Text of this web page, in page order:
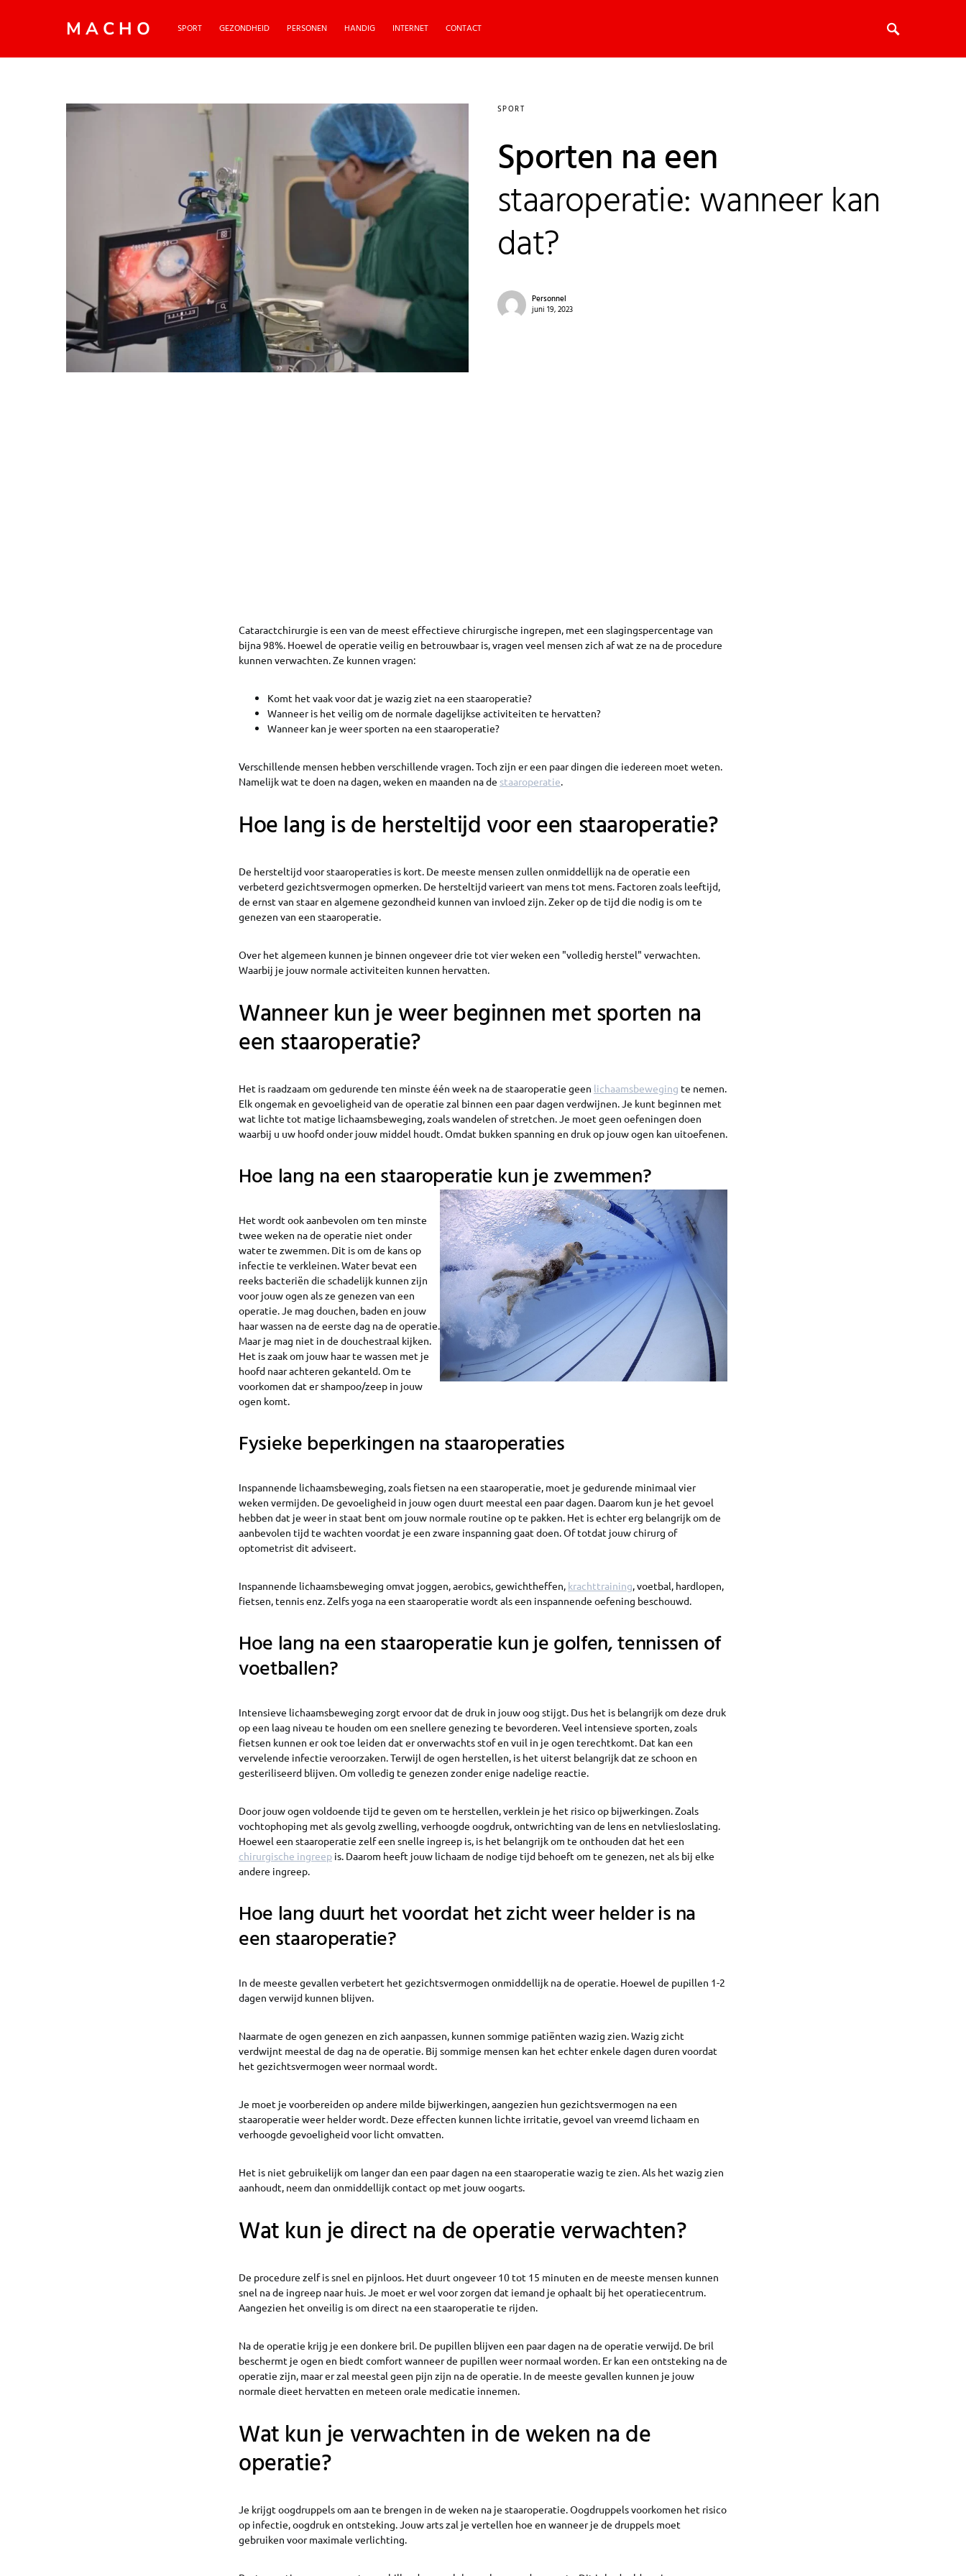
MACHO SPORT GEZONDHEID PERSONEN HANDIG INTERNET CONTACT
SPORT
Sporten na een
staaroperatie: wanneer kan
dat?
Personnel
juni 19, 2023
Cataractchirurgie is een van de meest effectieve chirurgische ingrepen, met een slagingspercentage van
bijna 98%. Hoewel de operatie veilig en betrouwbaar is, vragen veel mensen zich af wat ze na de procedure
kunnen verwachten. Ze kunnen vragen:
Komt het vaak voor dat je wazig ziet na een staaroperatie?
Wanneer is het veilig om de normale dagelijkse activiteiten te hervatten?
Wanneer kan je weer sporten na een staaroperatie?
Verschillende mensen hebben verschillende vragen. Toch zijn er een paar dingen die iedereen moet weten.
Namelijk wat te doen na dagen, weken en maanden na de staaroperatie.
Hoe lang is de hersteltijd voor een staaroperatie?
De hersteltijd voor staaroperaties is kort. De meeste mensen zullen onmiddellijk na de operatie een
verbeterd gezichtsvermogen opmerken. De hersteltijd varieert van mens tot mens. Factoren zoals leeftijd,
de ernst van staar en algemene gezondheid kunnen van invloed zijn. Zeker op de tijd die nodig is om te
genezen van een staaroperatie.
Over het algemeen kunnen je binnen ongeveer drie tot vier weken een "volledig herstel" verwachten.
Waarbij je jouw normale activiteiten kunnen hervatten.
Wanneer kun je weer beginnen met sporten na
een staaroperatie?
Het is raadzaam om gedurende ten minste één week na de staaroperatie geen lichaamsbeweging te nemen.
Elk ongemak en gevoeligheid van de operatie zal binnen een paar dagen verdwijnen. Je kunt beginnen met
wat lichte tot matige lichaamsbeweging, zoals wandelen of stretchen. Je moet geen oefeningen doen
waarbij u uw hoofd onder jouw middel houdt. Omdat bukken spanning en druk op jouw ogen kan uitoefenen.
Hoe lang na een staaroperatie kun je zwemmen?
Het wordt ook aanbevolen om ten minste
twee weken na de operatie niet onder
water te zwemmen. Dit is om de kans op
infectie te verkleinen. Water bevat een
reeks bacteriën die schadelijk kunnen zijn
voor jouw ogen als ze genezen van een
operatie. Je mag douchen, baden en jouw
haar wassen na de eerste dag na de operatie.
Maar je mag niet in de douchestraal kijken.
Het is zaak om jouw haar te wassen met je
hoofd naar achteren gekanteld. Om te
voorkomen dat er shampoo/zeep in jouw
ogen komt.
Fysieke beperkingen na staaroperaties
Inspannende lichaamsbeweging, zoals fietsen na een staaroperatie, moet je gedurende minimaal vier
weken vermijden. De gevoeligheid in jouw ogen duurt meestal een paar dagen. Daarom kun je het gevoel
hebben dat je weer in staat bent om jouw normale routine op te pakken. Het is echter erg belangrijk om de
aanbevolen tijd te wachten voordat je een zware inspanning gaat doen. Of totdat jouw chirurg of
optometrist dit adviseert.
Inspannende lichaamsbeweging omvat joggen, aerobics, gewichtheffen, krachttraining, voetbal, hardlopen,
fietsen, tennis enz. Zelfs yoga na een staaroperatie wordt als een inspannende oefening beschouwd.
Hoe lang na een staaroperatie kun je golfen, tennissen of
voetballen?
Intensieve lichaamsbeweging zorgt ervoor dat de druk in jouw oog stijgt. Dus het is belangrijk om deze druk
op een laag niveau te houden om een snellere genezing te bevorderen. Veel intensieve sporten, zoals
fietsen kunnen er ook toe leiden dat er onverwachts stof en vuil in je ogen terechtkomt. Dat kan een
vervelende infectie veroorzaken. Terwijl de ogen herstellen, is het uiterst belangrijk dat ze schoon en
gesteriliseerd blijven. Om volledig te genezen zonder enige nadelige reactie.
Door jouw ogen voldoende tijd te geven om te herstellen, verklein je het risico op bijwerkingen. Zoals
vochtophoping met als gevolg zwelling, verhoogde oogdruk, ontwrichting van de lens en netvliesloslating.
Hoewel een staaroperatie zelf een snelle ingreep is, is het belangrijk om te onthouden dat het een
chirurgische ingreep is. Daarom heeft jouw lichaam de nodige tijd behoeft om te genezen, net als bij elke
andere ingreep.
Hoe lang duurt het voordat het zicht weer helder is na
een staaroperatie?
In de meeste gevallen verbetert het gezichtsvermogen onmiddellijk na de operatie. Hoewel de pupillen 1-2
dagen verwijd kunnen blijven.
Naarmate de ogen genezen en zich aanpassen, kunnen sommige patiënten wazig zien. Wazig zicht
verdwijnt meestal de dag na de operatie. Bij sommige mensen kan het echter enkele dagen duren voordat
het gezichtsvermogen weer normaal wordt.
Je moet je voorbereiden op andere milde bijwerkingen, aangezien hun gezichtsvermogen na een
staaroperatie weer helder wordt. Deze effecten kunnen lichte irritatie, gevoel van vreemd lichaam en
verhoogde gevoeligheid voor licht omvatten.
Het is niet gebruikelijk om langer dan een paar dagen na een staaroperatie wazig te zien. Als het wazig zien
aanhoudt, neem dan onmiddellijk contact op met jouw oogarts.
Wat kun je direct na de operatie verwachten?
De procedure zelf is snel en pijnloos. Het duurt ongeveer 10 tot 15 minuten en de meeste mensen kunnen
snel na de ingreep naar huis. Je moet er wel voor zorgen dat iemand je ophaalt bij het operatiecentrum.
Aangezien het onveilig is om direct na een staaroperatie te rijden.
Na de operatie krijg je een donkere bril. De pupillen blijven een paar dagen na de operatie verwijd. De bril
beschermt je ogen en biedt comfort wanneer de pupillen weer normaal worden. Er kan een ontsteking na de
operatie zijn, maar er zal meestal geen pijn zijn na de operatie. In de meeste gevallen kunnen je jouw
normale dieet hervatten en meteen orale medicatie innemen.
Wat kun je verwachten in de weken na de
operatie?
Je krijgt oogdruppels om aan te brengen in de weken na je staaroperatie. Oogdruppels voorkomen het risico
op infectie, oogdruk en ontsteking. Jouw arts zal je vertellen hoe en wanneer je de druppels moet
gebruiken voor maximale verlichting.